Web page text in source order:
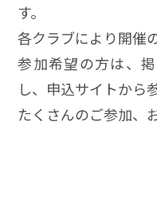
す。
各クラブにより開催
参加希望の方は、
し、申込サイトから
たくさんのご参加、